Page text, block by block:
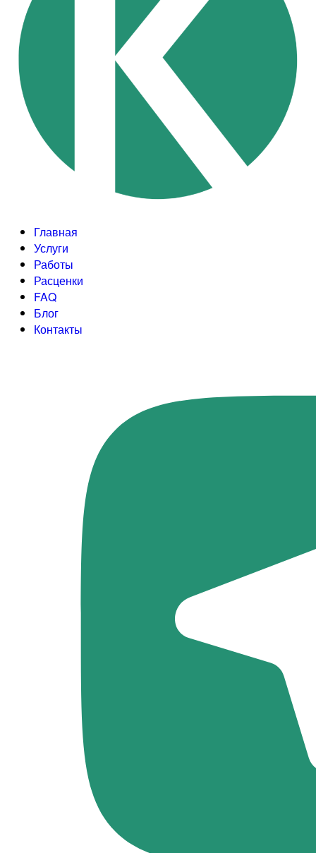
Главная
Услуги
Работы
Расценки
FAQ
Блог
Контакты